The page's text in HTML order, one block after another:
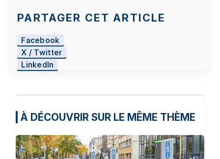
PARTAGER CET ARTICLE
Facebook
X / Twitter
LinkedIn
À DÉCOUVRIR SUR LE MÊME THÈME